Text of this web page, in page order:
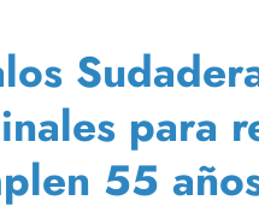
para
55